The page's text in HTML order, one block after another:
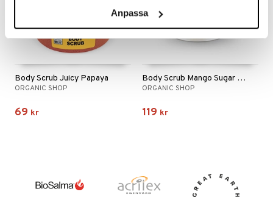
Anpassa
Body Scrub Juicy Papaya
ORGANIC SHOP
69 kr
Body Scrub Mango Sugar Sorbet
ORGANIC SHOP
119 kr